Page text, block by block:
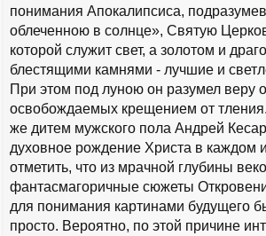
понимания Апокалипсиса,
облеченною в солнце», Святую
которой служит свет, а золотом и
блестящими камнями - лучшие и
При этом под луною он разумел веру
освобождаемых крещением от
же дитем мужского пола Андрей
духовное рождение Христа в каждом
отметить, что из мрачной глубины
фантасмагоричные сюжеты
для понимания картинами будущего
просто. Вероятно, по этой причине